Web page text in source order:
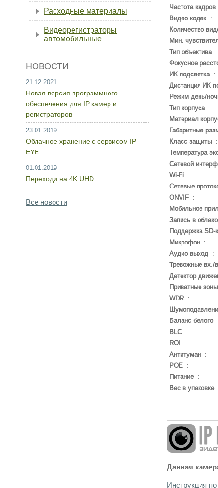
Частота кадров
Видео кодек:
Количество
Мин.
Тип объектива
Фокусное
ИК подсветка:
Дистанция ИК
Режим день/
Тип корпуса:
Материал
Габаритные
Класс защиты
Температура
Сетевой
Wi-Fi :
Сетевые
ONVIF :
Мобильное
Запись в облако
Поддержка SD-
Микрофон :
Аудио выход :
Тревожные вх./
Детектор
Приватные зоны
WDR:
Баланс белого
BLC:
ROI
:
Антитуман :
POE :
Питание :
Вес в упаковке
Расходные материалы
Видеорегистраторы
автомобильные
НОВОСТИ
21.12.2021
Новая версия программного
обеспечения для IP камер и
регистраторов
23.01.2019
Облачное хранение с сервисом IP
EYE
01.01.2019
Переходи на 4K UHD
Все новости